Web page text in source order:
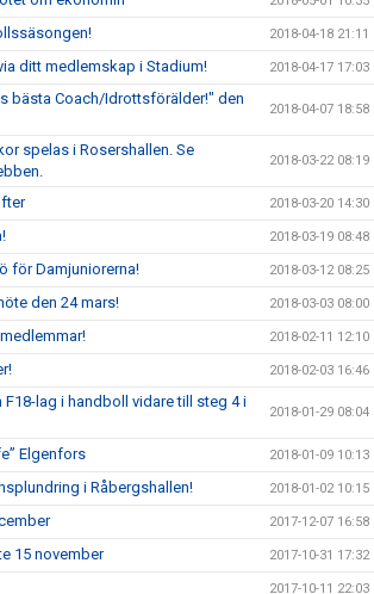
2018-04-18 21:11
ditt medlemskap i Stadium! 2018-04-17 17:03
bästa Coach/Idrottsförälder!" den
2018-04-07 18:58
spelas i Rosershallen. Se
2018-03-22 08:19
2018-03-20 14:30
2018-03-19 08:48
för Damjuniorerna! 2018-03-12 08:25
den 24 mars! 2018-03-03 08:00
2018-02-11 12:10
2018-02-03 16:46
lag i handboll vidare till steg 4 i
2018-01-29 08:04
Elgenfors 2018-01-09 10:13
i Råbergshallen! 2018-01-02 10:15
2017-12-07 16:58
15 november 2017-10-31 17:32
2017-10-11 22:03